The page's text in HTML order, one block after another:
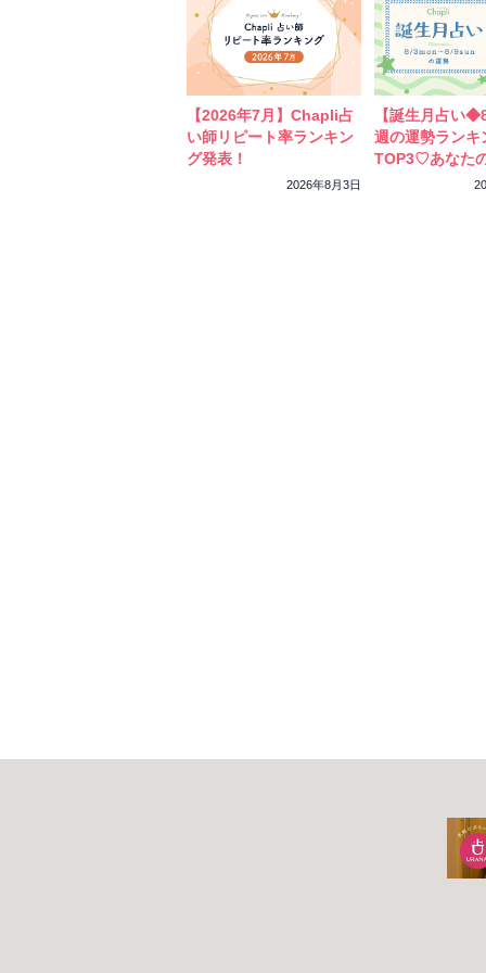
【2026年7月】Chapli占
い師リピート率ランキン
グ発表！
2026年8月3日
【誕生月占い
週の運勢ランキ
TOP3♡あなた
ーカラーをチ